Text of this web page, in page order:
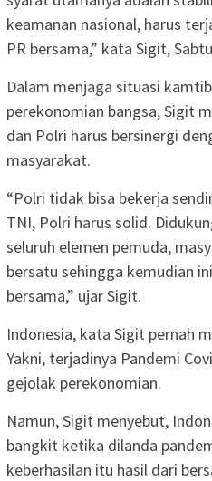
keamanan nasional, harus
PR bersama,” kata Sigit,
Dalam menjaga situasi
perekonomian bangsa, Sigit
dan Polri harus bersinergi
masyarakat.
“Polri tidak bisa bekerja
TNI, Polri harus solid.
seluruh elemen pemuda,
bersatu sehingga kemudian
bersama,” ujar Sigit.
Indonesia, kata Sigit pernah
Yakni, terjadinya Pandemi
gejolak perekonomian.
Namun, Sigit menyebut,
bangkit ketika dilanda
keberhasilan itu hasil dari